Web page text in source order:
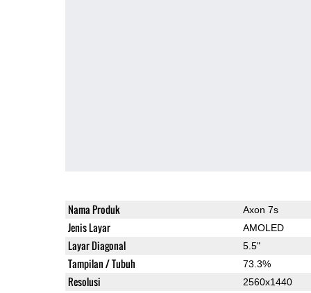
Nama Produk Axon 7s
Jenis Layar AMOLED
Layar Diagonal 5.5"
Tampilan / Tubuh 73.3%
Resolusi 2560x1440